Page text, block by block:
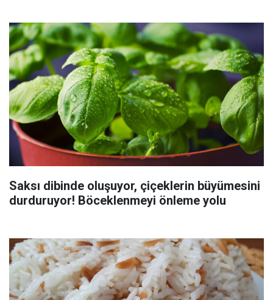
Saksı dibinde oluşuyor, çiçeklerin büyümesini
durduruyor! Böceklenmeyi önleme yolu